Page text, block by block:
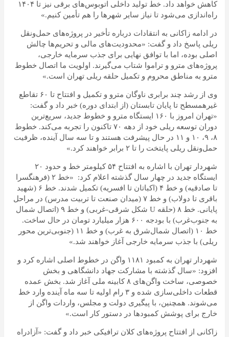
کاهش خواهد داد. خط تولید داخلی اتوبوس‌های برقی نیز تا ۱۴۰۴
راه‌اندازی می‌شود تا نیاز سایر شهرها را هم تأمین کنیم.»
در ادامه زاکانی به انتقادات درباره تأخیر در پروژه‌های حمل‌ونقل
ریلی پاسخ داد و گفت: «محدودیت‌های مالی و تحریم‌ها چالش
اصلی بوده، اما با توافق نهایی برای جذب سرمایه خارجی،
پروژه‌های مترو و تراموا شتاب می‌گیرند. اولویت ما اتصال خطوط
مترو به مناطق محروم و تکمیل حلقه ریلی تهران است.»
وی از رشد چند برابری ناوگان مترو و تکمیل و افتتاح تا ۶۰ تقاطع
غیرهمسطح تا پایان تابستان (از ابتدای دوره) خبر داد و گفت:
«تهران امروز با ۱۶۰ ایستگاه مترو و خطوط جدید، سریع‌ترین
دوران توسعه ریلی خود از دهه ۷۰ تاکنون را تجربه می‌کند. خطوط
۸، ۹، ۱۰ و ۱۱ در حال پیشرفت هستند و تا سه سال آینده، ظرفیت
حمل‌ونقل ریلی پایتخت را تا ۲ برابر خواهند کرد.»
شهردار تهران با اشاره به افتتاح ۵۴ کیلومتر خط و حدود ۲۰
ایستگاه جدید در چهار سال گذشته اعلام کرد: «خط ۲ (فرهنگسرا
تا صادقیه) و خط ۴ (اکباتان تا افسریه) تکمیل شدند. خط ۶ (شهید
باقری تا دولاب) و خط ۷ (میدان صنعت تا تربیت مدرس) در مراحل
پایانی. خط ۸ (حلقه U شکل شرقی-غربی) و خط ۹ (اتصال شمال
به جنوب‌غرب) با بودجه ۶۰۰ هزار میلیارد تومان در حال ساخت.
خط ۱۰ (اتصال شمال‌شرق به غرب) و خط ۱۱ (جنوبی‌ترین محور
ریلی) با جذب سرمایه خارجی آغاز خواهند شد.»
شهردار تهران به کمبود ۱۱۸۱ واگن در خطوط اصلی اشاره کرد و
افزود: «سال گذشته با مشارکت جهاد دانشگاهی و بخش
خصوصی، ساخت واگن‌های ۸ کابینه ملی آغاز شد. بخش عمده
قطعات داخلی‌سازی شده و ۳ رام اولیه تا سه ماه آینده وارد خط
می‌شوند. همچنین، با پیگیری دولت و مجلس، واردات واگن از
خارج برای پوشش کمبودها در دستور کار است.»
زاکانی از افتتاح پروژه‌های کلان ترافیکی خبر داد و گفت: «آزادراه